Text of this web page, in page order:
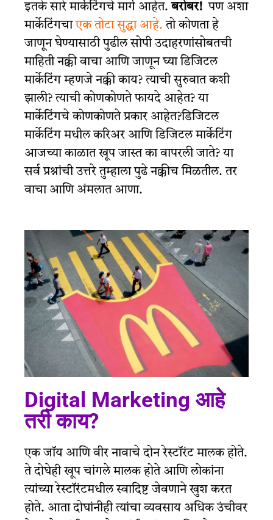
इतके सारे मार्केटिंगचे मार्ग आहेत.बरोबर! पण अशा
मार्केटिंगचाएक तोटा सुद्धा आहे. तो कोणता हे
जाणून घेण्यासाठी पुढील सोपी उदाहरणांसोबतची
माहिती नक्की वाचा आणि जाणून घ्या डिजिटल
मार्केटिंग म्हणजे नक्की काय? त्याची सुरुवात कशी
झाली? त्याची कोणकोणते फायदे आहेत? या
मार्केटिंगचे कोणकोणते प्रकार आहेत?डिजिटल
मार्केटिंग मधील करिअर आणि डिजिटल मार्केटिंग
आजच्या काळात खूप जास्त का वापरली जाते? या
सर्व प्रश्नांची उत्तरे तुम्हाला पुढे नक्कीच मिळतील. तर
वाचा आणि अंमलात आणा.
Digital Marketing आहे
तरी काय?
एक जॉय आणि वीर नावाचे दोन रेस्टॉरंट मालक होते.
ते दोघेही खूप चांगले मालक होते आणि लोकांना
त्यांच्या रेस्टॉरंटमधील स्वादिष्ट जेवणाने खुश करत
होते. आता दोघांनीही त्यांचा व्यवसाय अधिक उंचीवर